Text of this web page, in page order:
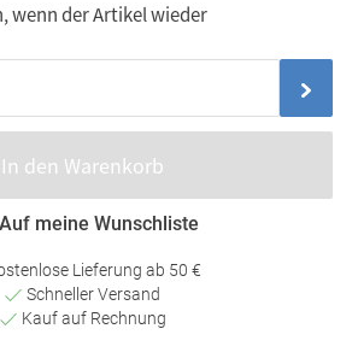
wenn der Artikel wieder
In den Warenkorb
Auf meine Wunschliste
Lieferung ab 50 €
Schneller Versand
Kauf auf Rechnung